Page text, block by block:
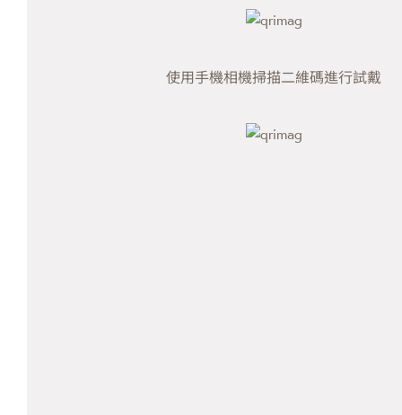
使用手機相機掃描二維碼進行試戴